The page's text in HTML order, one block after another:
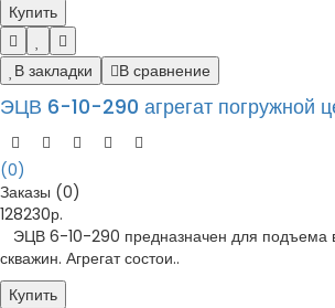
Купить
В закладки В сравнение
ЭЦВ 6-10-290 агрегат погружной
(0)
Заказы (0)
128230р.
ЭЦВ 6-10-290 предназначен для подъема
скважин. Агрегат состои..
Купить